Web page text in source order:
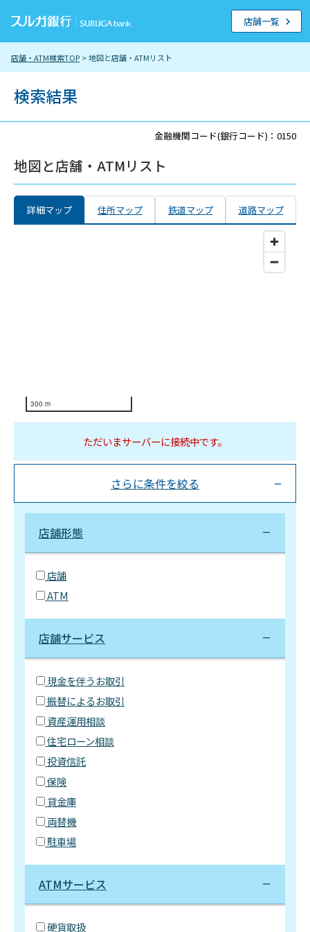
店舗・ATM検索TOP > 地図と店舗・ATMリスト
店舗一覧
検索結果
金融機関コード(銀行コード)：0150
地図と店舗・ATMリスト
詳細マップ 住所マップ 鉄道マップ 道路マップ
300 m
ただいまサーバーに接続中です。
さらに条件を絞る
店舗形態
店舗
ATM
店舗サービス
現金を伴うお取引
振替によるお取引
資産運用相談
住宅ローン相談
投資信託
保険
貸金庫
両替機
駐車場
ATMサービス
硬貨取扱